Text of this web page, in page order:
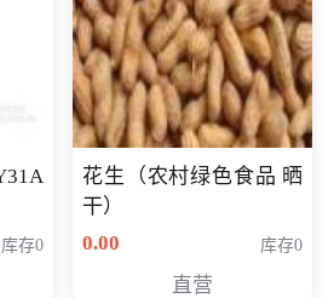
库存0
花生（农村绿色食品 晒
干）
0.00
库存0
直营